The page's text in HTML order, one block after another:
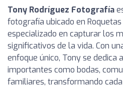
Tony Rodríguez Fotografía
fotografía ubicado en
especializado en capturar los
significativos de la vida. Con
enfoque único, Tony se dedica
importantes como bodas,
familiares, transformando